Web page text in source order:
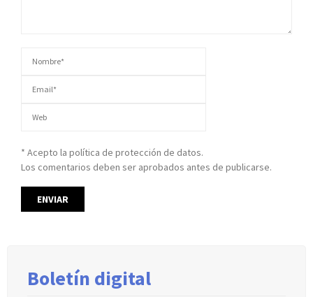
* Acepto la política de protección de datos.
Los comentarios deben ser aprobados antes de publicarse.
Boletín digital